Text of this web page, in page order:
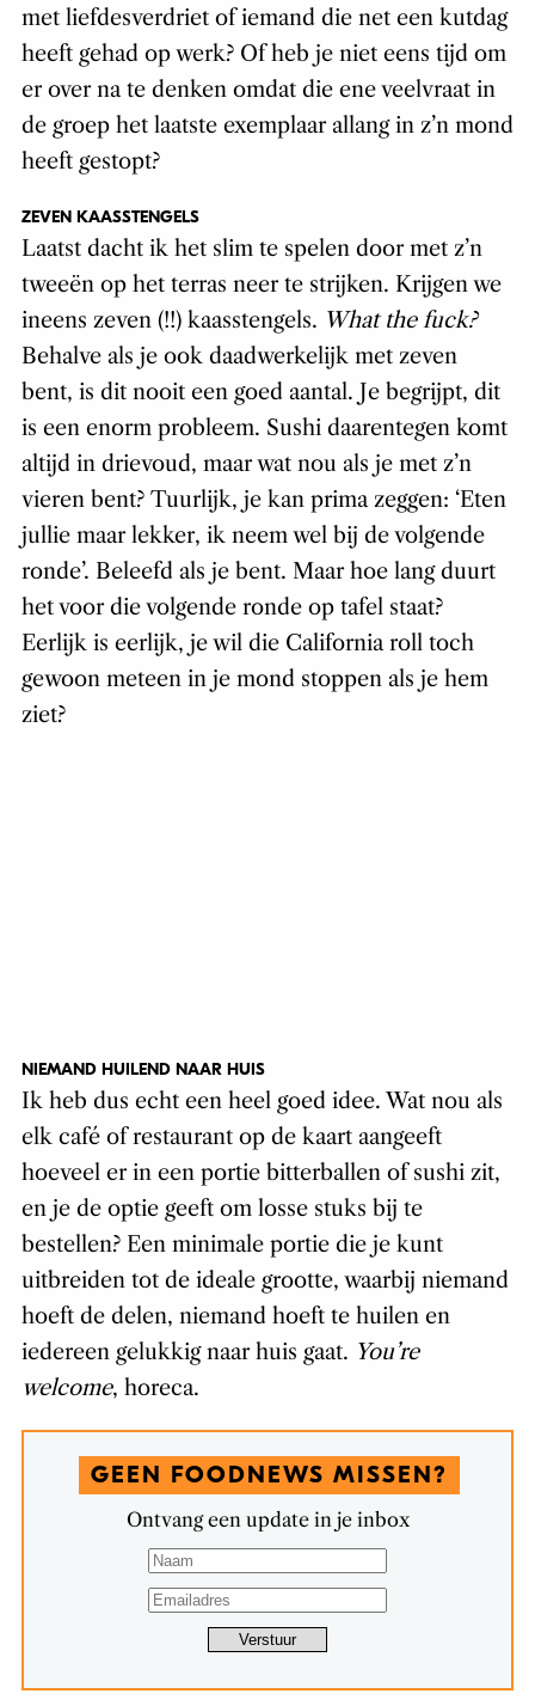
met liefdesverdriet of iemand die net een kutdag
heeft gehad op werk? Of heb je niet eens tijd om
er over na te denken omdat die ene veelvraat in
de groep het laatste exemplaar allang in z’n mond
heeft gestopt?
ZEVEN KAASSTENGELS
Laatst dacht ik het slim te spelen door met z’n
tweeën op het terras neer te strijken. Krijgen we
ineens zeven (!!) kaasstengels. What the fuck?
Behalve als je ook daadwerkelijk met zeven
bent, is dit nooit een goed aantal. Je begrijpt, dit
is een enorm probleem. Sushi daarentegen komt
altijd in drievoud, maar wat nou als je met z’n
vieren bent? Tuurlijk, je kan prima zeggen: ‘Eten
jullie maar lekker, ik neem wel bij de volgende
ronde’. Beleefd als je bent. Maar hoe lang duurt
het voor die volgende ronde op tafel staat?
Eerlijk is eerlijk, je wil die California roll toch
gewoon meteen in je mond stoppen als je hem
ziet?
NIEMAND HUILEND NAAR HUIS
Ik heb dus echt een heel goed idee. Wat nou als
elk café of restaurant op de kaart aangeeft
hoeveel er in een portie bitterballen of sushi zit,
en je de optie geeft om losse stuks bij te
bestellen? Een minimale portie die je kunt
uitbreiden tot de ideale grootte, waarbij niemand
hoeft de delen, niemand hoeft te huilen en
iedereen gelukkig naar huis gaat. You’re
welcome, horeca.
GEEN FOODNEWS MISSEN?
Ontvang een update in je inbox